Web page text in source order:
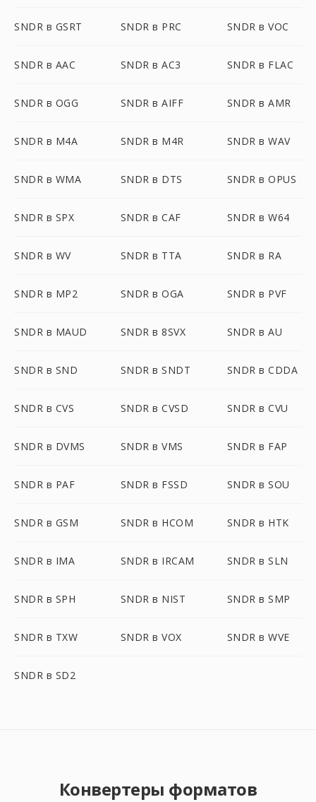
SNDR в GSRT SNDR в PRC SNDR в VOC
SNDR в AAC SNDR в AC3 SNDR в FLAC
SNDR в OGG SNDR в AIFF SNDR в AMR
SNDR в M4A SNDR в M4R SNDR в WAV
SNDR в WMA SNDR в DTS SNDR в OPUS
SNDR в SPX SNDR в CAF SNDR в W64
SNDR в WV SNDR в TTA SNDR в RA
SNDR в MP2 SNDR в OGA SNDR в PVF
SNDR в MAUD SNDR в 8SVX SNDR в AU
SNDR в SND SNDR в SNDT SNDR в CDDA
SNDR в CVS SNDR в CVSD SNDR в CVU
SNDR в DVMS SNDR в VMS SNDR в FAP
SNDR в PAF SNDR в FSSD SNDR в SOU
SNDR в GSM SNDR в HCOM SNDR в HTK
SNDR в IMA SNDR в IRCAM SNDR в SLN
SNDR в SPH SNDR в NIST SNDR в SMP
SNDR в TXW SNDR в VOX SNDR в WVE
SNDR в SD2
Конвертеры форматов